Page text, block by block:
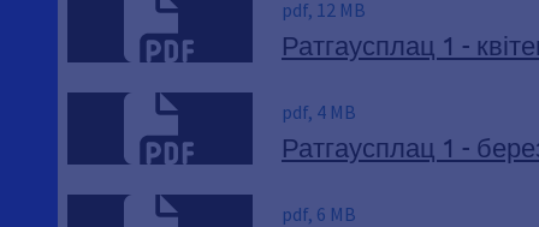
pdf, 12 MB
Ратгаусплац 1 -
pdf, 4 MB
Ратгаусплац 1 -
pdf, 6 MB